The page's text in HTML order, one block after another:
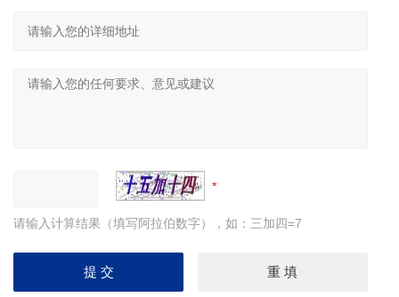
请输入计算结果（填写阿拉伯数字），如：三加四=7